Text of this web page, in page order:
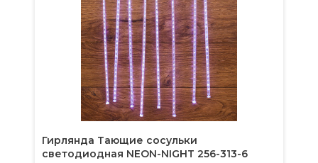
Гирлянда Тающие сосульки
светодиодная NEON-NIGHT 256-313-6